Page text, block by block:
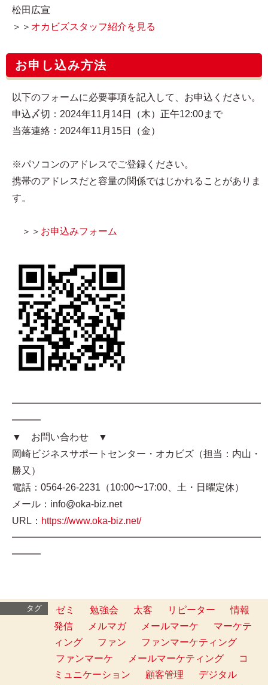
松田広宣
＞＞ オカビズスタッフ紹介を見る
お申し込み方法
以下のフォームに必要事項を記入して、お申込ください。
申込〆切：2024年11月14日（木）正午12:00まで
当落連絡：2024年11月15日（金）
※パソコンのアドレスでご登録ください。
携帯のアドレスだと容量の関係ではじかれることがありま
す。
＞＞ お申込みフォーム
━━━━━━━━━━━━━━━━━━━━━━━━━━
━━━
▼ お問い合わせ ▼
岡崎ビジネスサポートセンター・オカビズ（担当：内山・
勝又）
電話：0564-26-2231（10:00〜17:00、土・日曜定休）
メール：info@oka-biz.net
URL： https://www.oka-biz.net/
━━━━━━━━━━━━━━━━━━━━━━━━━━
━━━
タグ ゼミ 勉強会 太客 リピーター
情報
発信
メルマガ メールマーケ
マーケテ
ィング
ファン
ファンマーケティング
ファンマーケ
メールマーケティング
コ
ミュニケーション
顧客管理
デジタル